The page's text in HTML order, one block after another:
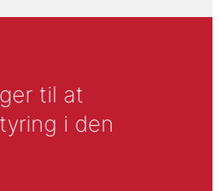
til at
i den